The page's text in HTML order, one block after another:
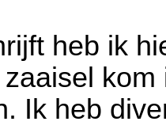
heb ik
Ik heb